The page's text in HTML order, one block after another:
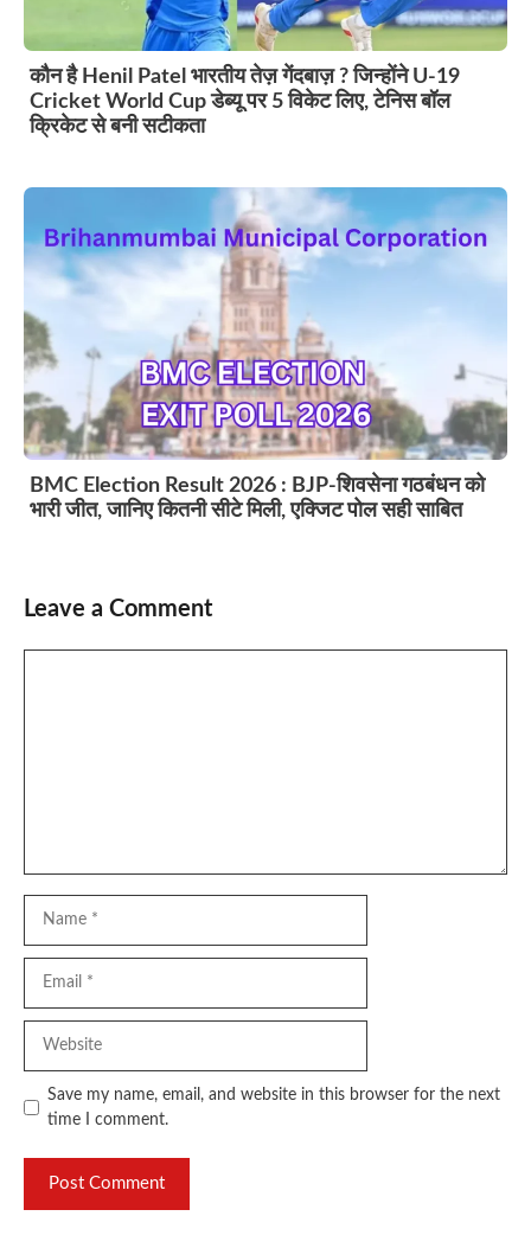
कौन है Henil Patel भारतीय तेज़ गेंदबाज़ ? जिन्होंने U-19
Cricket World Cup डेब्यू पर 5 विकेट लिए, टेनिस बॉल
क्रिकेट से बनी सटीकता
BMC Election Result 2026 : BJP-शिवसेना गठबंधन को
भारी जीत, जानिए कितनी सीटे मिली, एक्जिट पोल सही साबित
Leave a Comment
Save my name, email, and website in this browser for the next
time I comment.